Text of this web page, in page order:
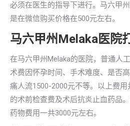
必须在医生的指导下进行。马六甲
是在微信购买价格在500元左右。
马六甲州Melaka医院
在马六甲州Melaka的医院，普通人
术费因怀孕时间、手术难度、是否
痛人流1500-2000元不等。以上费
的术前检查费及术后抗炎止血药品
药物费用一共3000元左右。